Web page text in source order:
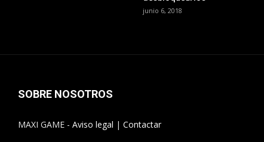
junio 6, 2018
SOBRE NOSOTROS
MAXI GAME - Aviso legal | Contactar